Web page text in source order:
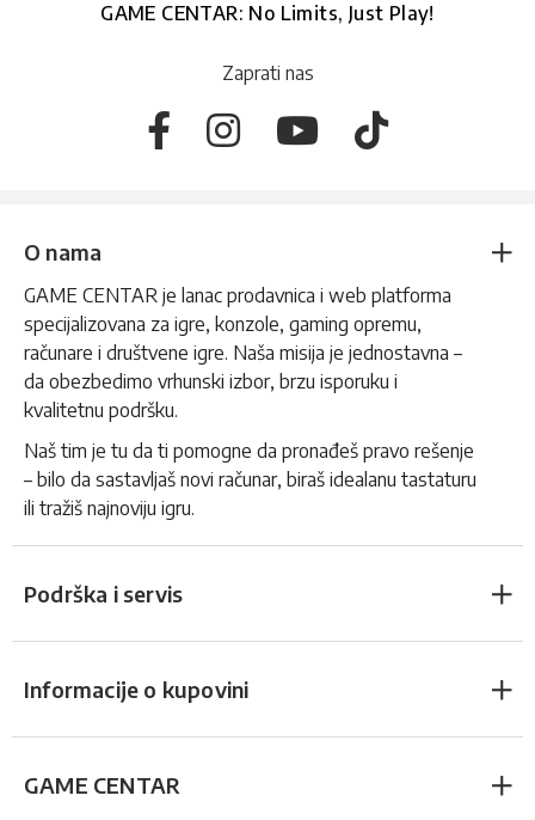
GAME CENTAR: No Limits, Just Play!
Zaprati nas
O nama
GAME CENTAR je lanac prodavnica i web platforma
specijalizovana za igre, konzole, gaming opremu,
računare i društvene igre. Naša misija je jednostavna –
da obezbedimo vrhunski izbor, brzu isporuku i
kvalitetnu podršku.
Naš tim je tu da ti pomogne da pronađeš pravo rešenje
– bilo da sastavljaš novi računar, biraš idealanu tastaturu
ili tražiš najnoviju igru.
Podrška i servis
Informacije o kupovini
GAME CENTAR